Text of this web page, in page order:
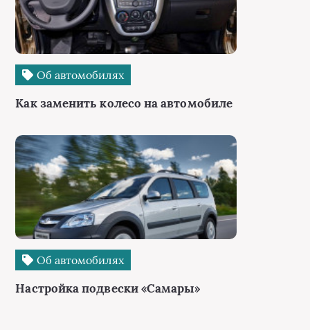
Об автомобилях
Как заменить колесо на автомобиле
Об автомобилях
Настройка подвески «Самары»